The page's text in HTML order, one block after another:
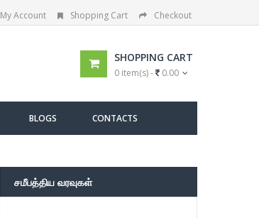
My Account Shopping Cart Checkout
SHOPPING CART
0 item(s) - 0.00
BLOGS CONTACTS
சமீபத்திய வரவுகள்